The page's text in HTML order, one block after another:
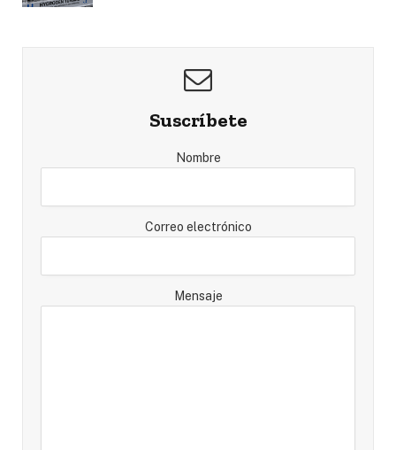
Suscríbete
Nombre
Correo electrónico
Mensaje